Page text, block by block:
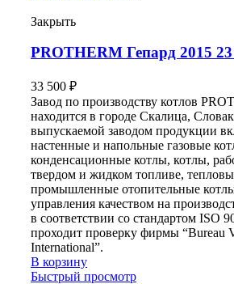
Закрыть
PROTHERM Гепард 2015
33 500 ₽
Завод по производству котлов
находится в городе Скалица,
выпускаемой заводом продукции
настенные и напольные газовые
конденсационные котлы, котлы,
твердом и жидком топливе,
промышленные отопительные
управления качеством на
в соответствии со стандартом ISO
проходит проверку фирмы “Bureau
International”.
В корзину
Быстрый просмотр